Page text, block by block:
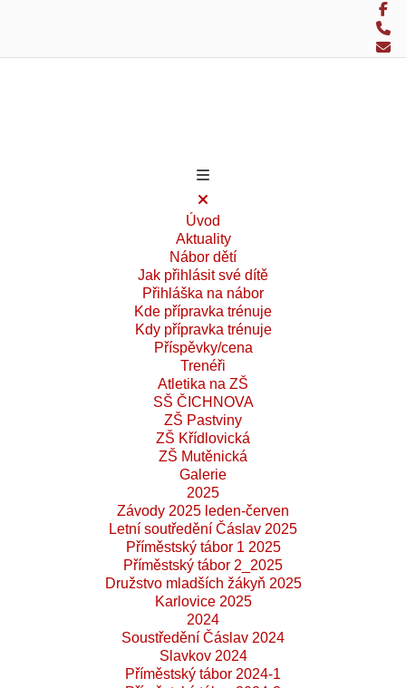
Úvod
Aktuality
Nábor dětí
Jak přihlásit své dítě
Přihláška na nábor
Kde přípravka trénuje
Kdy přípravka trénuje
Příspěvky/cena
Trenéři
Atletika na ZŠ
SŠ ČICHNOVA
ZŠ Pastviny
ZŠ Křídlovická
ZŠ Mutěnická
Galerie
2025
Závody 2025 leden-červen
Letní soutředění Čáslav 2025
Příměstský tábor 1 2025
Příměstský tábor 2_2025
Družstvo mladších žákyň 2025
Karlovice 2025
2024
Soustředění Čáslav 2024
Slavkov 2024
Příměstský tábor 2024-1